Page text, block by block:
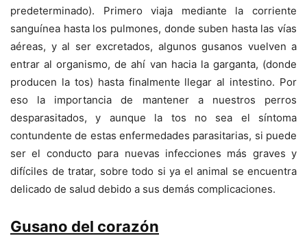
predeterminado). Primero viaja mediante la corriente
sanguínea hasta los pulmones, donde suben hasta las vías
aéreas, y al ser excretados, algunos gusanos vuelven a
entrar al organismo, de ahí van hacia la garganta, (donde
producen la tos) hasta finalmente llegar al intestino. Por
eso la importancia de mantener a nuestros perros
desparasitados, y aunque la tos no sea el síntoma
contundente de estas enfermedades parasitarias, si puede
ser el conducto para nuevas infecciones más graves y
difíciles de tratar, sobre todo si ya el animal se encuentra
delicado de salud debido a sus demás complicaciones.
Gusano del corazón